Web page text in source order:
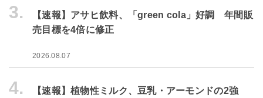
3.
【速報】アサヒ飲料、「green cola」好調 年間販
売目標を4倍に修正
2026.08.07
4.
【速報】植物性ミルク、豆乳・アーモンドの2強